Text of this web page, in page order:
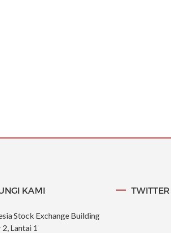
KAMI
Stock Exchange Building
Lantai 1